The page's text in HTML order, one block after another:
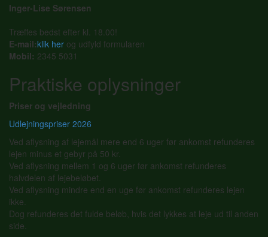
Inger-Lise Sørensen
Træffes bedst efter kl. 18.00!
E-mail:klik her og udfyld formularen
Mobil: 2345 5031
Praktiske oplysninger
Priser og vejledning
Udlejningspriser 2026
Ved aflysning af lejemål mere end 6 uger før ankomst refunderes
lejen minus et gebyr på 50 kr.
Ved aflysning mellem 1 og 6 uger før ankomst refunderes
halvdelen af lejebeløbet.
Ved aflysning mindre end en uge før ankomst refunderes lejen
ikke.
Dog refunderes det fulde beløb, hvis det lykkes at leje ud til anden
side.